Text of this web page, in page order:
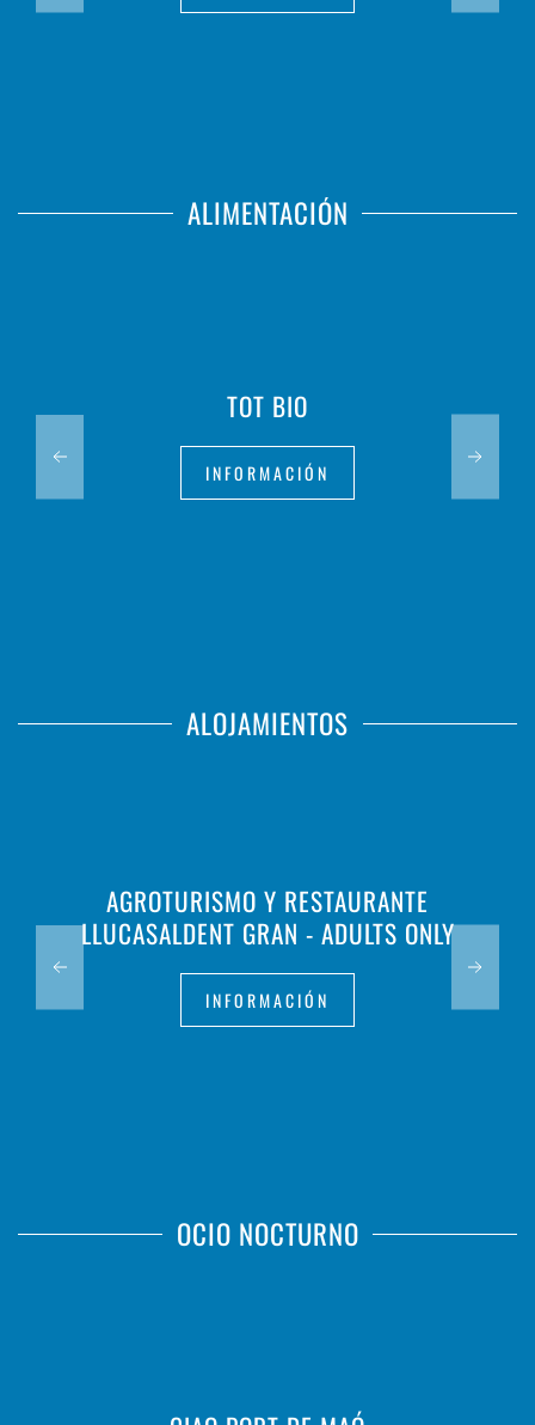
ALIMENTACIÓN
TOT BIO
INFORMACIÓN
ALOJAMIENTOS
AGROTURISMO Y RESTAURANTE
LLUCASALDENT GRAN - ADULTS ONLY
INFORMACIÓN
OCIO NOCTURNO